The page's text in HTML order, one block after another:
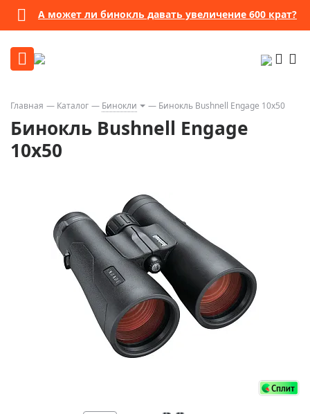
А может ли бинокль давать увеличение 600 крат?
Главная Каталог Бинокли Бинокль Bushnell Engage 10x50
Бинокль Bushnell Engage
10x50